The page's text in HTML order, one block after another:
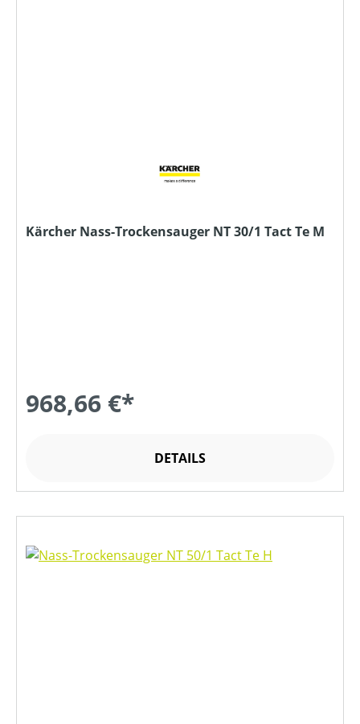
Kärcher Nass-Trockensauger NT 30/1 Tact Te M
968,66 €*
DETAILS